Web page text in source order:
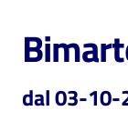
Cosa
puoi
fare
Salta al
dal 03-